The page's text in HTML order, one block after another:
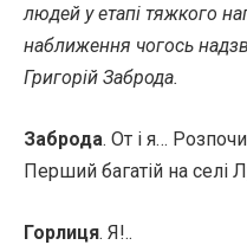
людей у етапі тяжкого
наближення чогось
Григорій Заброда.
Заброда. От і я…
Перший багатій на селі
Горлиця. Я!..